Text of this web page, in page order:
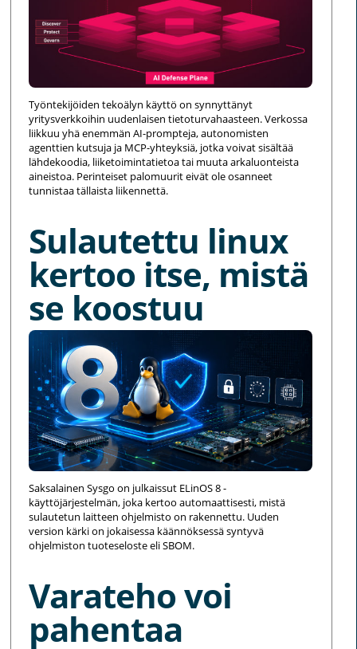
Työntekijöiden tekoälyn käyttö on synnyttänyt
yritysverkkoihin uudenlaisen tietoturvahaasteen. Verkossa
liikkuu yhä enemmän AI-prompteja, autonomisten
agenttien kutsuja ja MCP-yhteyksiä, jotka voivat sisältää
lähdekoodia, liiketoimintatietoa tai muuta arkaluonteista
aineistoa. Perinteiset palomuurit eivät ole osanneet
tunnistaa tällaista liikennettä.
Sulautettu linux
kertoo itse, mistä
se koostuu
Saksalainen Sysgo on julkaissut ELinOS 8 -
käyttöjärjestelmän, joka kertoo automaattisesti, mistä
sulautetun laitteen ohjelmisto on rakennettu. Uuden
version kärki on jokaisessa käännöksessä syntyvä
ohjelmiston tuoteseloste eli SBOM.
Varateho voi
pahentaa